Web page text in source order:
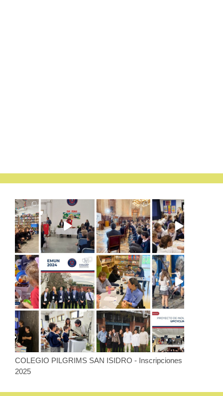
COLEGIO PILGRIMS SAN ISIDRO - Inscripciones
2025